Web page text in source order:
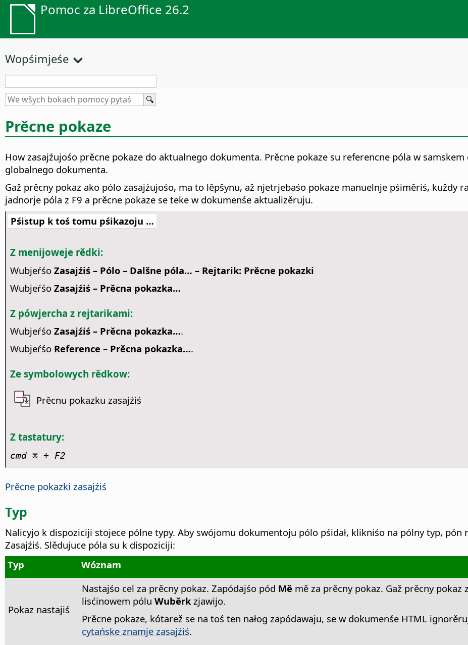
Pomoc za LibreOffice 26.2
Wopśimjeśe
Prěcne pokaze
How zasajźujośo prěcne pokaze do aktualnego dokumenta. Prěcne pokaze su referencne póla w
globalnego dokumenta.
Gaž prěcny pokaz ako pólo zasajźujośo, ma to lěpšynu, až njetrjebaśo pokaze manuelnje pśiměriś, kuždy
jadnorje póla z F9 a prěcne pokaze se teke w dokumenśe aktualizěruju.
Pśistup k toś tomu pśikazoju …
Z menijoweje rědki:
Wubjeŕśo Zasajźiś – Pólo – Dalšne póla… – Rejtarik: Prěcne pokazki
Wubjeŕśo Zasajźiś – Prěcna pokazka…
Z pówjercha z rejtarikami:
Wubjeŕśo Zasajźiś – Prěcna pokazka….
Wubjeŕśo Reference – Prěcna pokazka….
Ze symbolowych rědkow:
Prěcnu pokazku zasajźiś
Z tastatury:
cmd ⌘+ F2
Prěcne pokazki zasajźiś
Typ
Nalicyjo k dispoziciji stojece pólne typy. Aby swójomu dokumentoju pólo pśidał, klikniśo na pólny typ, pón
Zasajźiś. Slědujuce póla su k dispoziciji:
Typ
Wóznam
Pokaz nastajiś
Nastajśo cel za prěcny pokaz. Zapódajśo pód Mě mě za prěcny pokaz. Gaž prěcny
lisćinowem pólu Wuběrkzjawijo.
Prěcne pokaze, kótarež se na toś ten nałog zapódawaju, se w dokumenśe HTML
cytańske znamje zasajźiś.